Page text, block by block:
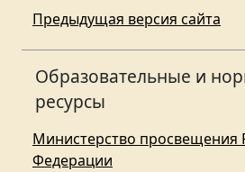
Предыдущая версия сайта
Образовательные и
ресурсы
Министерство просвещения
Федерации